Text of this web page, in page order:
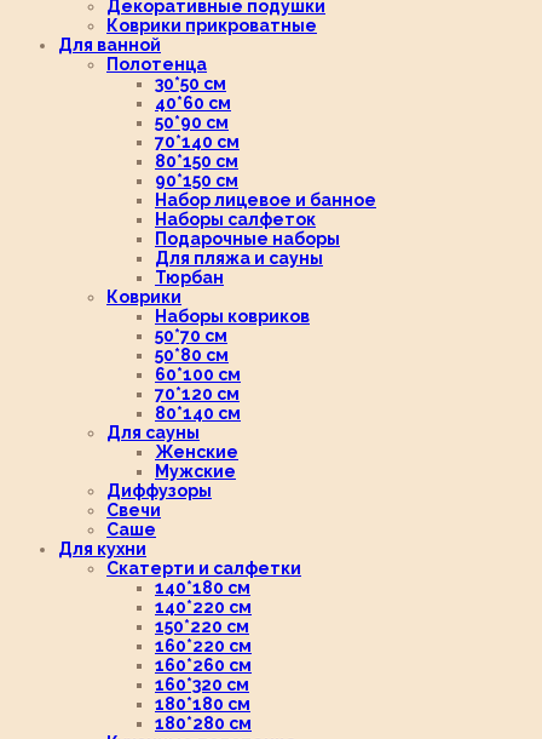
Декоративные подушки
Коврики прикроватные
Для ванной
Полотенца
30*50 см
40*60 см
50*90 см
70*140 см
80*150 см
90*150 см
Набор лицевое и банное
Наборы салфеток
Подарочные наборы
Для пляжа и сауны
Тюрбан
Коврики
Наборы ковриков
50*70 см
50*80 см
60*100 см
70*120 см
80*140 см
Для сауны
Женские
Мужские
Диффузоры
Свечи
Саше
Для кухни
Скатерти и салфетки
140*180 см
140*220 см
150*220 см
160*220 см
160*260 см
160*320 см
180*180 см
180*280 см